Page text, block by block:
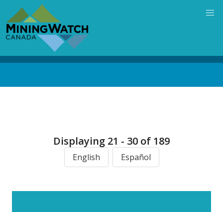
main
content
Displaying 21 - 30 of 189
English Español